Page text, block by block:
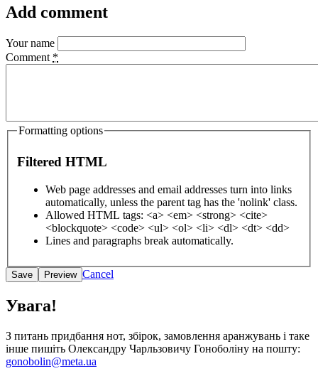
Add comment
Your name
Comment *
Formatting options
Filtered HTML
Web page addresses and email addresses turn into links
automatically, unless the parent tag has the 'nolink' class.
Allowed HTML tags: <a> <em> <strong> <cite>
<blockquote> <code> <ul> <ol> <li> <dl> <dt> <dd>
Lines and paragraphs break automatically.
Cancel
Увага!
З питань придбання нот, збірок, замовлення аранжувань і таке
інше пишіть Олександру Чарльзовичу Гоноболіну на пошту:
gonobolin@meta.ua